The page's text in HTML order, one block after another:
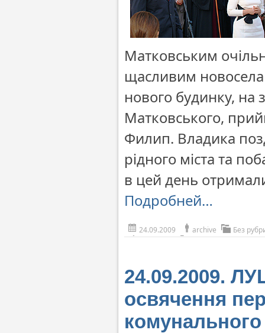
Матковським
щасливим
нового будинку, на
Матковського,
Филип. Владика
рідного міста та
в цей день
Подробней…
24.09.2009 archive Без
24.09.2009.
освячення